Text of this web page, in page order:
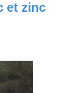
et zinc